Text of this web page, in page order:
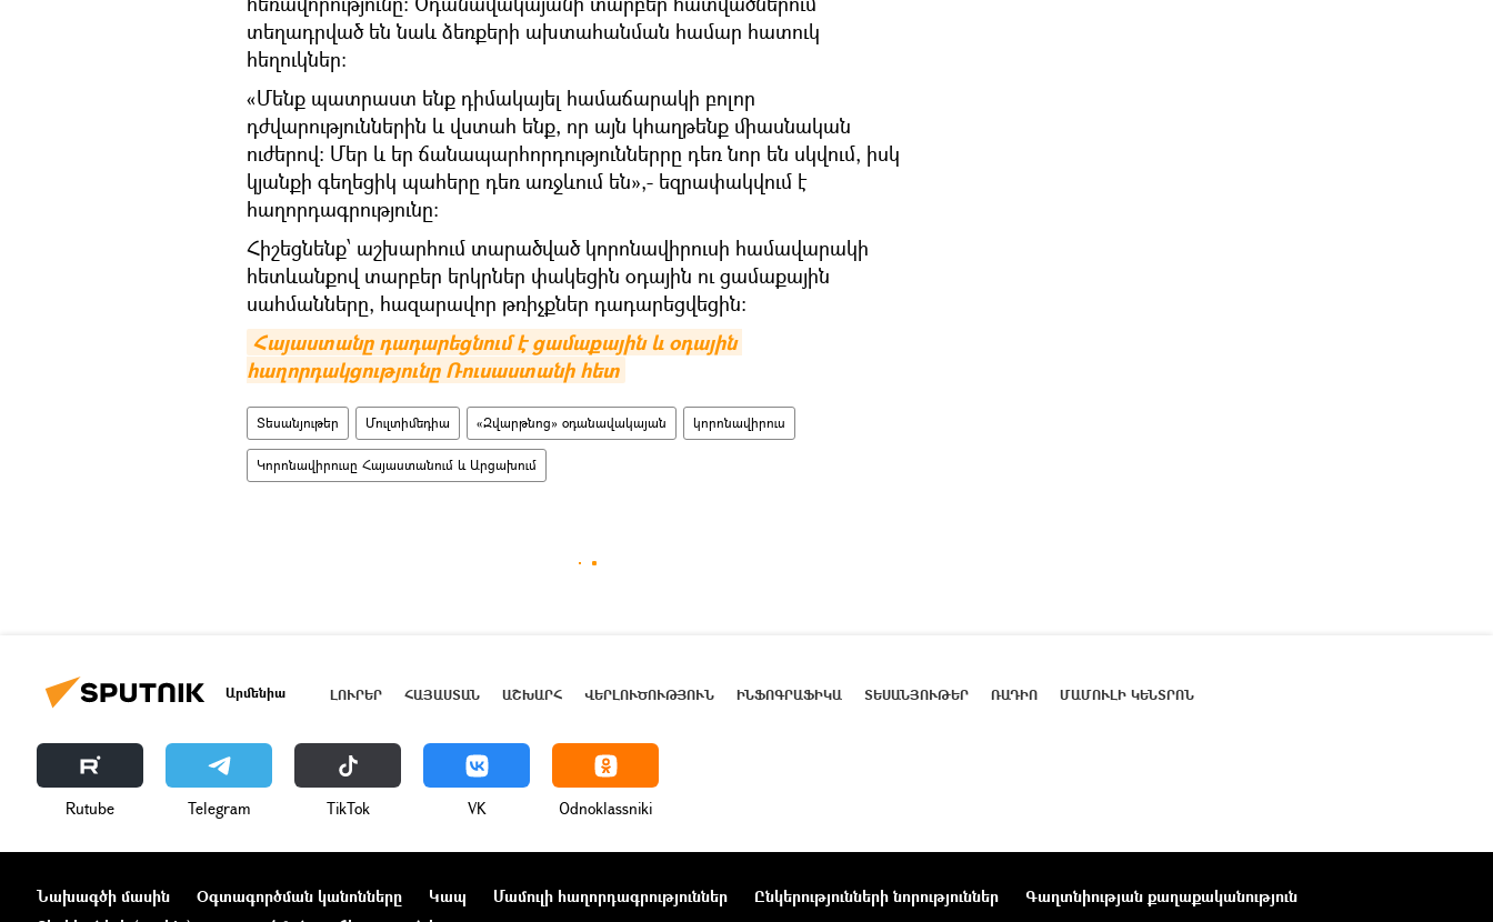
տեղադրված են նաև ձեռքերի ախտահանման համար հատուկ
հեղուկներ:
«Մենք պատրաստ ենք դիմակայել համաճարակի բոլոր
դժվարություններին և վստահ ենք, որ այն կհաղթենք միասնական
ուժերով: Մեր և եր ճանապարհորդություններրը դեռ նոր են սկվում, իսկ
կյանքի գեղեցիկ պահերը դեռ առջևում են»,- եզրափակվում է
հաղորդագրությունը։
Հիշեցնենք՝ աշխարհում տարածված կորոնավիրուսի համավարակի
հետևանքով տարբեր երկրներ փակեցին օդային ու ցամաքային
սահմանները, հազարավոր թռիչքներ դադարեցվեցին։
Հայաստանը դադարեցնում է ցամաքային և օդային
հաղորդակցությունը Ռուսաստանի հետ
Տեսանյութեր Մուլտիմեդիա «Զվարթնոց» օդանավակայան կորոնավիրուս
Կորոնավիրուսը Հայաստանում և Արցախում
Արմենիա ԼՈՒՐԵՐ ՀԱՅԱՍՏԱՆ ԱՇԽԱՐՀ ՎԵՐԼՈՒԾՈՒԹՅՈՒՆ ԻՆՖՈԳՐԱՖԻԿԱ ՏԵՍԱՆՅՈՒԹԵՐ ՌԱԴԻՈ ՄԱՄՈՒԼԻ ԿԵՆՏՐՈՆ
Rutube Telegram ТikТоk VK Odnoklassniki
Նախագծի մասին Օգտագործման կանոնները Կապ Մամուլի հաղորդագրություններ Ընկերությունների նորություններ
Գաղտնիության քաղաքականություն